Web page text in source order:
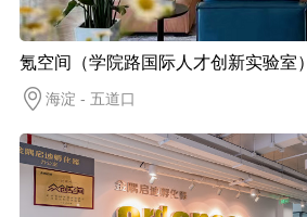
氪空间（学院路国际人才创新实验室）
海淀 - 五道口